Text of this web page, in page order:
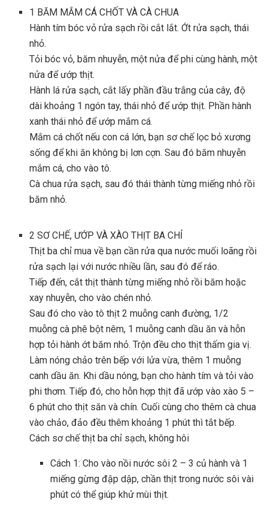
1 BĂM MẮM CÁ CHỐT VÀ CÀ CHUA
Hành tím bóc vỏ rửa sạch rồi cắt lắt. Ớt rửa sạch, thái
nhỏ.
Tỏi bóc vỏ, băm nhuyễn, một nửa để phi cùng hành, một
nửa để ướp thịt.
Hành lá rửa sạch, cắt lấy phần đầu trắng của cây, độ
dài khoảng 1 ngón tay, thái nhỏ để ướp thịt. Phần hành
xanh thái nhỏ để ướp mắm cá.
Mắm cá chốt nếu con cá lớn, bạn sơ chế lọc bỏ xương
sống để khi ăn không bị lơn cợn. Sau đó băm nhuyễn
mắm cá, cho vào tô.
Cà chua rửa sạch, sau đó thái thành từng miếng nhỏ rồi
băm nhỏ.
2SƠ CHẾ, ƯỚP VÀ XÀO THỊT BA CHỈ
Thịt ba chỉ mua về bạn cần rửa qua nước muối loãng rồi
rửa sạch lại với nước nhiều lần, sau đó để ráo.
Tiếp đến, cắt thịt thành từng miếng nhỏ rồi băm hoặc
xay nhuyễn, cho vào chén nhỏ.
Sau đó cho vào tô thịt 2 muỗng canh đường, 1/2
muỗng cà phê bột nêm, 1 muỗng canh dầu ăn và hỗn
hợp tỏi hành ớt băm nhỏ. Trộn đều cho thịt thấm gia vị.
Làm nóng chảo trên bếp với lửa vừa, thêm 1 muỗng
canh dầu ăn. Khi dầu nóng, bạn cho hành tím và tỏi vào
phi thơm. Tiếp đó, cho hỗn hợp thịt đã ướp vào xào 5 –
6 phút cho thịt săn và chín. Cuối cùng cho thêm cà chua
vào chảo, đảo đều thêm khoảng 1 phút thì tắt bếp.
Cách sơ chế thịt ba chỉ sạch, không hôi
Cách 1: Cho vào nồi nước sôi 2 – 3 củ hành và 1
miếng gừng đập dập, chần thịt trong nước sôi vài
phút có thể giúp khử mùi thịt.